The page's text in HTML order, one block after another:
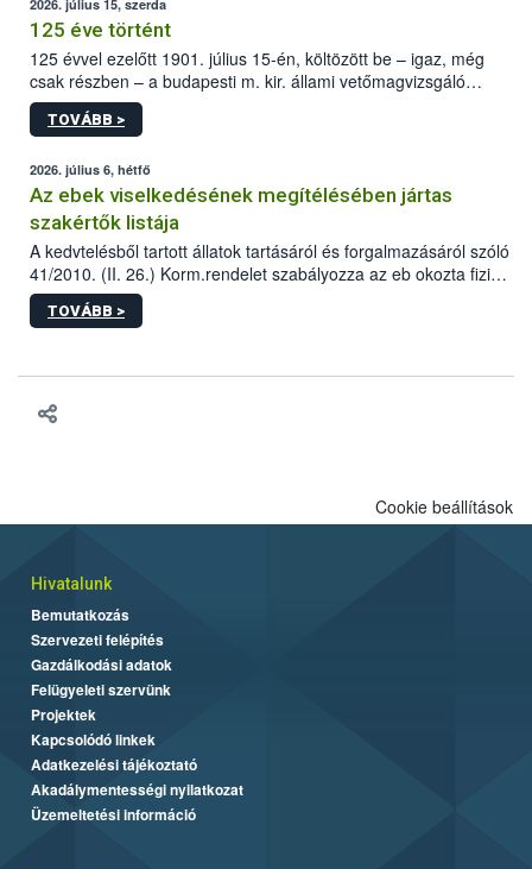
2026. július 15, szerda
125 éve történt
125 évvel ezelőtt 1901. július 15-én, költözött be – igaz, még
csak részben – a budapesti m. kir. állami vetőmagvizsgáló
állomás a Kis Rókus utca 15. szám alatti, Czigler Győző által
tervezett új épületébe.
TOVÁBB >
2026. július 6, hétfő
Az ebek viselkedésének megítélésében jártas
szakértők listája
A kedvtelésből tartott állatok tartásáról és forgalmazásáról szóló
41/2010. (II. 26.) Korm.rendelet szabályozza az eb okozta fizikai
sérülés, illetve ennek veszélye keletkezésekor felmerülő
hatósági feladatokat, valamint a veszélyes eb tartását és annak
TOVÁBB >
Cookie beállítások
Hivatalunk
Bemutatkozás
Szervezeti felépítés
Gazdálkodási adatok
Felügyeleti szervünk
Projektek
Kapcsolódó linkek
Adatkezelési tájékoztató
Akadálymentességi nyilatkozat
Üzemeltetési információ